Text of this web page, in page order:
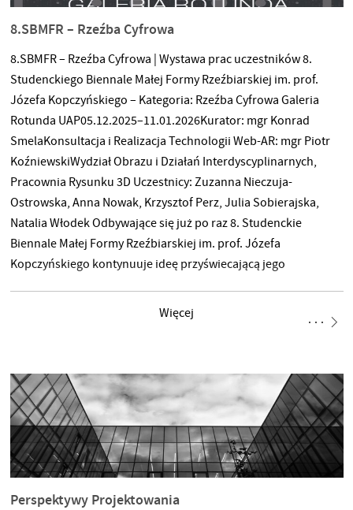
8.SBMFR – Rzeźba Cyfrowa
8.SBMFR – Rzeźba Cyfrowa | Wystawa prac uczestników 8.
Studenckiego Biennale Małej Formy Rzeźbiarskiej im. prof.
Józefa Kopczyńskiego – Kategoria: Rzeźba Cyfrowa Galeria
Rotunda UAP05.12.2025–11.01.2026Kurator: mgr Konrad
SmelaKonsultacja i Realizacja Technologii Web-AR: mgr Piotr
KoźniewskiWydział Obrazu i Działań Interdyscyplinarnych,
Pracownia Rysunku 3D Uczestnicy: Zuzanna Nieczuja-
Ostrowska, Anna Nowak, Krzysztof Perz, Julia Sobierajska,
Natalia Włodek Odbywające się już po raz 8. Studenckie
Biennale Małej Formy Rzeźbiarskiej im. prof. Józefa
Kopczyńskiego kontynuuje ideę przyświecającą jego
konfrontacja postaw twórczych osób studiujących z całej
Polski. W tej edycji pragniemy aspekt konfrontacyjny poszerzyć
szeroko rozumiana grafika 3d. Szybko zmieniająca się
rzeczywistość
Więcej
Perspektywy Projektowania